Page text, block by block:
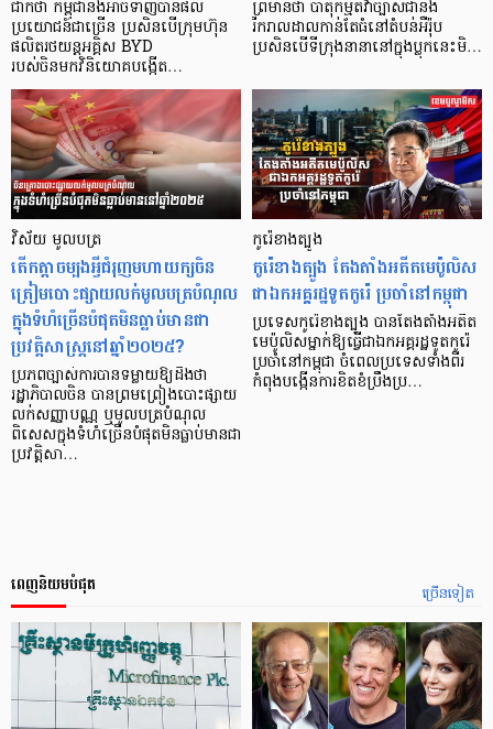
ជាក់ថា កម្ពុជានឹងអាចទាញបានផល
ប្រយោជន៍ជាច្រើន ប្រសិនបើក្រុមហ៊ុន
ផលិតរថយន្តអគ្គិស BYD
របស់ចិនមកវិនិយោគបង្កើត…
ព្រមានថា បាតុកម្មតវ៉ាច្បាស់ជានឹង
រីករាលដាលកាន់តែធំនៅតំបន់អឺរ៉ុប
ប្រសិនបើទីក្រុងនានានៅក្នុងប្លុកនេះមិ…
វិស័យ មូលបត្រ
តើកត្តាចម្បងអ្វីជំរុញមហាយក្សចិន
ត្រៀមបោះផ្សាយលក់មូលបត្របំណុល
ក្នុងទំហំច្រើនបំផុតមិនធ្លាប់មានជា
ប្រវត្តិសាស្ត្រនៅឆ្នាំ២០២៥?
ប្រភពច្បាស់ការបានទម្លាយឱ្យដឹងថា
រដ្ឋាភិបាលចិន បានព្រមព្រៀងបោះផ្សាយ
លក់សញ្ញាបណ្ណ ឬមូលបត្របំណុល
ពិសេសក្នុងទំហំច្រើនបំផុតមិនធ្លាប់មានជា
ប្រវត្តិសា…
កូរ៉េខាងត្បូង
កូរ៉េខាងត្បូង តែងតាំងអតីតមេប៉ូលិស
ជាឯកអគ្គរដ្ឋទូតកូរ៉េ ប្រចាំនៅកម្ពុជា
ប្រទេសកូរ៉េខាងត្បូង បានតែងតាំងអតីត
មេប៉ូលិសម្នាក់ឱ្យធ្វើជាឯកអគ្គរដ្ឋទូតកូរ៉េ
ប្រចាំនៅកម្ពុជា ចំពេលប្រទេសទាំងពីរ
កំពុងបង្កើនការខិតខំប្រឹងប្រ…
ច្រើនទៀត
ពេញនិយមបំផុត